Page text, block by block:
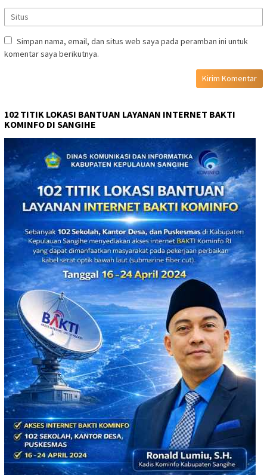
Simpan nama, email, dan situs web saya pada peramban ini untuk
komentar saya berikutnya.
102 TITIK LOKASI BANTUAN LAYANAN INTERNET BAKTI
KOMINFO DI SANGIHE